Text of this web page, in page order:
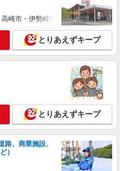
崎市・伊勢崎市・太田市・館林市
とりあえずキープ
とりあえずキープ
路、商業施設、
）